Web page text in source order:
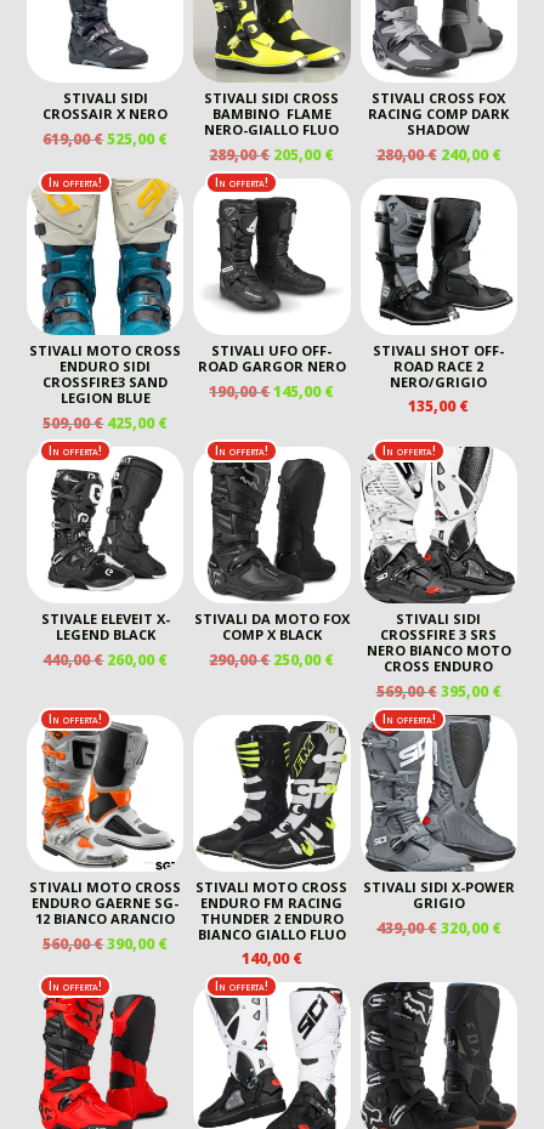
STIVALI SIDI
CROSSAIR X NERO
619,00€IL
ORIGINALE
ERA:
619,00 €.
525,00€IL
PREZZO
ATTUALE
È:
525,00 €.
STIVALI SIDI CROSS
BAMBINO FLAME
NERO-GIALLO FLUO
289,00€ IL
PREZZO
ORIGINALE
ERA:
289,00 €.
205,00€IL
PREZZO
ATTUALE
205,00 €.
STIVALI CROSS FOX
RACING COMP DARK
SHADOW
280,00€ IL
PREZZO
ORIGINALE
ERA:
280,00 €.
240,00€IL
In offerta!
STIVALI MOTO CROSS
ENDURO SIDI
CROSSFIRE3 SAND
LEGION BLUE
509,00€ IL
PREZZO
ORIGINALE
ERA:
509,00 €.
425,00€IL
PREZZO
ATTUALE
425,00 €.
In offerta!
STIVALI UFO OFF-
ROAD GARGOR NERO
190,00€IL
ERA:
190,00 €.
145,00€IL
È:
145,00 €.
STIVALI SHOT OFF-
ROAD RACE 2
NERO/GRIGIO
135,00€
In offerta!
STIVALE ELEVEIT X-
LEGEND BLACK
440,00€ IL
ERA:
440,00 €.
260,00€IL
È:
In offerta!
STIVALI DA MOTO FOX
COMP X BLACK
290,00€ IL
ERA:
290,00 €.
250,00€IL
ATTUALE
È:
250,00 €.
In offerta!
STIVALI SIDI
CROSSFIRE 3 SRS
NERO BIANCO MOTO
CROSS ENDURO
569,00€ IL
PREZZO
ORIGINALE
ERA:
569,00 €.
395,00€IL
In offerta!
STIVALI MOTO CROSS
ENDURO GAERNE SG-
12 BIANCO ARANCIO
560,00€IL
ORIGINALE
ERA:
560,00 €.
390,00€IL
ATTUALE
390,00 €.
STIVALI MOTO CROSS
ENDURO FM RACING
THUNDER 2 ENDURO
BIANCO GIALLO FLUO
140,00€
In offerta!
STIVALI SIDI X-POWER
GRIGIO
439,00€ IL
ERA:
439,00 €.
320,00€IL
È:
In offerta! In offerta!